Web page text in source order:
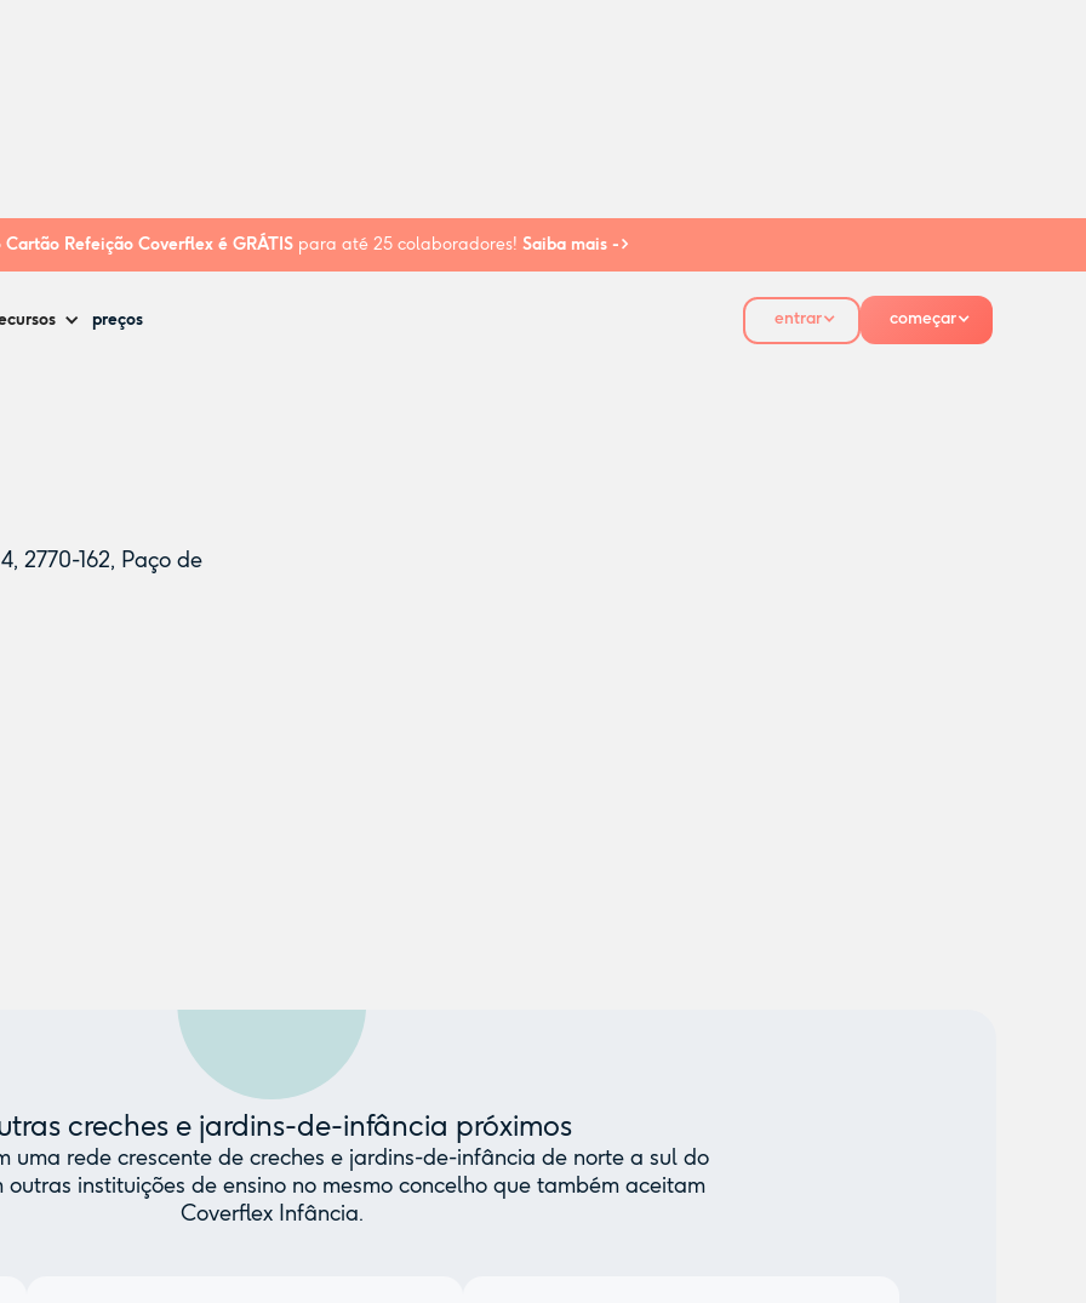
Cartão Refeição Coverflex é GRÁTIS para até 25 colaboradores! Saiba mais ->
preços entrar começar
2770-162, Paço de
creches e jardins-de-infância próximos
uma rede crescente de creches e jardins-de-infância de norte a sul do
outras instituições de ensino no mesmo concelho que também aceitam
Coverflex Infância.